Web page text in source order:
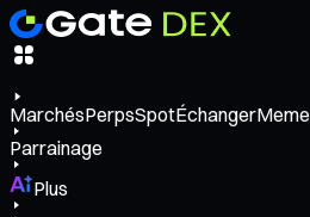
MarchésPerpsSpotÉchangerMeme
Parrainage
Plus